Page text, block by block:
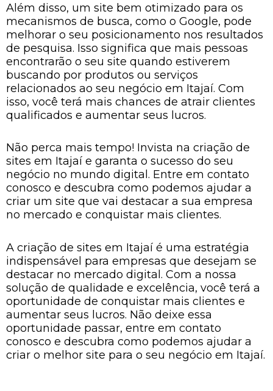
Além disso, um site bem otimizado para os
mecanismos de busca, como o Google, pode
melhorar o seu posicionamento nos resultados
de pesquisa. Isso significa que mais pessoas
encontrarão o seu site quando estiverem
buscando por produtos ou serviços
relacionados ao seu negócio em Itajaí. Com
isso, você terá mais chances de atrair clientes
qualificados e aumentar seus lucros.
Não perca mais tempo! Invista na criação de
sites em Itajaí e garanta o sucesso do seu
negócio no mundo digital. Entre em contato
conosco e descubra como podemos ajudar a
criar um site que vai destacar a sua empresa
no mercado e conquistar mais clientes.
A criação de sites em Itajaí é uma estratégia
indispensável para empresas que desejam se
destacar no mercado digital. Com a nossa
solução de qualidade e excelência, você terá a
oportunidade de conquistar mais clientes e
aumentar seus lucros. Não deixe essa
oportunidade passar, entre em contato
conosco e descubra como podemos ajudar a
criar o melhor site para o seu negócio em Itajaí.